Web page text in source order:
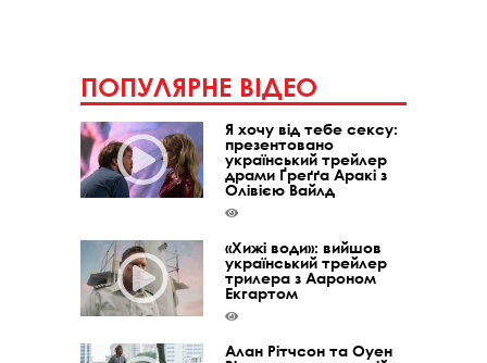
ПОПУЛЯРНЕ ВІДЕО
Я хочу від тебе сексу:
презентовано
український трейлер
драми Ґреґґа Аракі з
Олівією Вайлд
«Хижі води»: вийшов
український трейлер
трилера з Аароном
Екгартом
Алан Рітчсон та Оуен